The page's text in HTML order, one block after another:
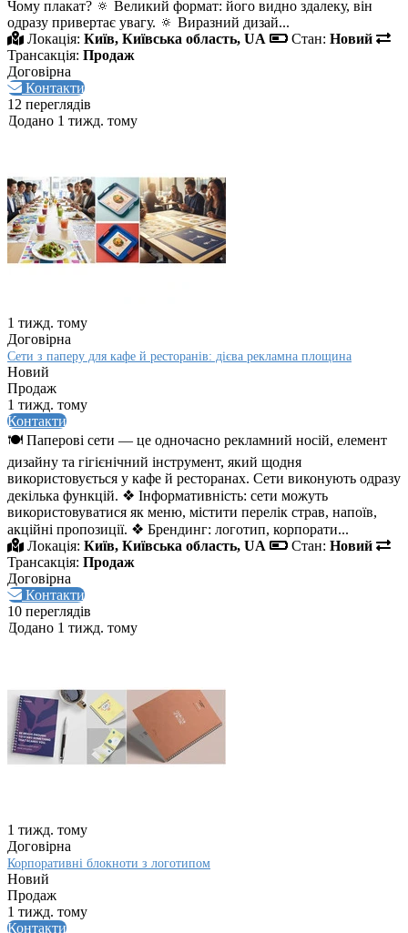
Чому плакат? 🔅 Великий формат: його видно здалеку, він
одразу привертає увагу. 🔅 Виразний дизай...
Локація: Київ, Київська область, UA Стан: Новий
Трансакція: Продаж
Договірна
Контакти
12 переглядів
Додано 1 тижд. тому
1 тижд. тому
Договірна
Сети з паперу для кафе й ресторанів: дієва рекламна площина
Новий
Продаж
1 тижд. тому
Контакти
🍽️ Паперові сети — це одночасно рекламний носій, елемент
дизайну та гігієнічний інструмент, який щодня
використовується у кафе й ресторанах. Сети виконують одразу
декілька функцій. ❖ Інформативність: сети можуть
використовуватися як меню, містити перелік страв, напоїв,
акційні пропозиції. ❖ Брендинг: логотип, корпорати...
Локація: Київ, Київська область, UA Стан: Новий
Трансакція: Продаж
Договірна
Контакти
10 переглядів
Додано 1 тижд. тому
1 тижд. тому
Договірна
Корпоративні блокноти з логотипом
Новий
Продаж
1 тижд. тому
Контакти